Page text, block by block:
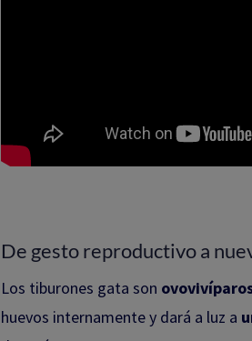
De gesto reproductivo a
Los tiburones gata son
huevos internamente y dará a luz a